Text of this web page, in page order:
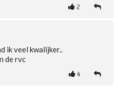
2
ik veel kwalijker..
de rvc
4